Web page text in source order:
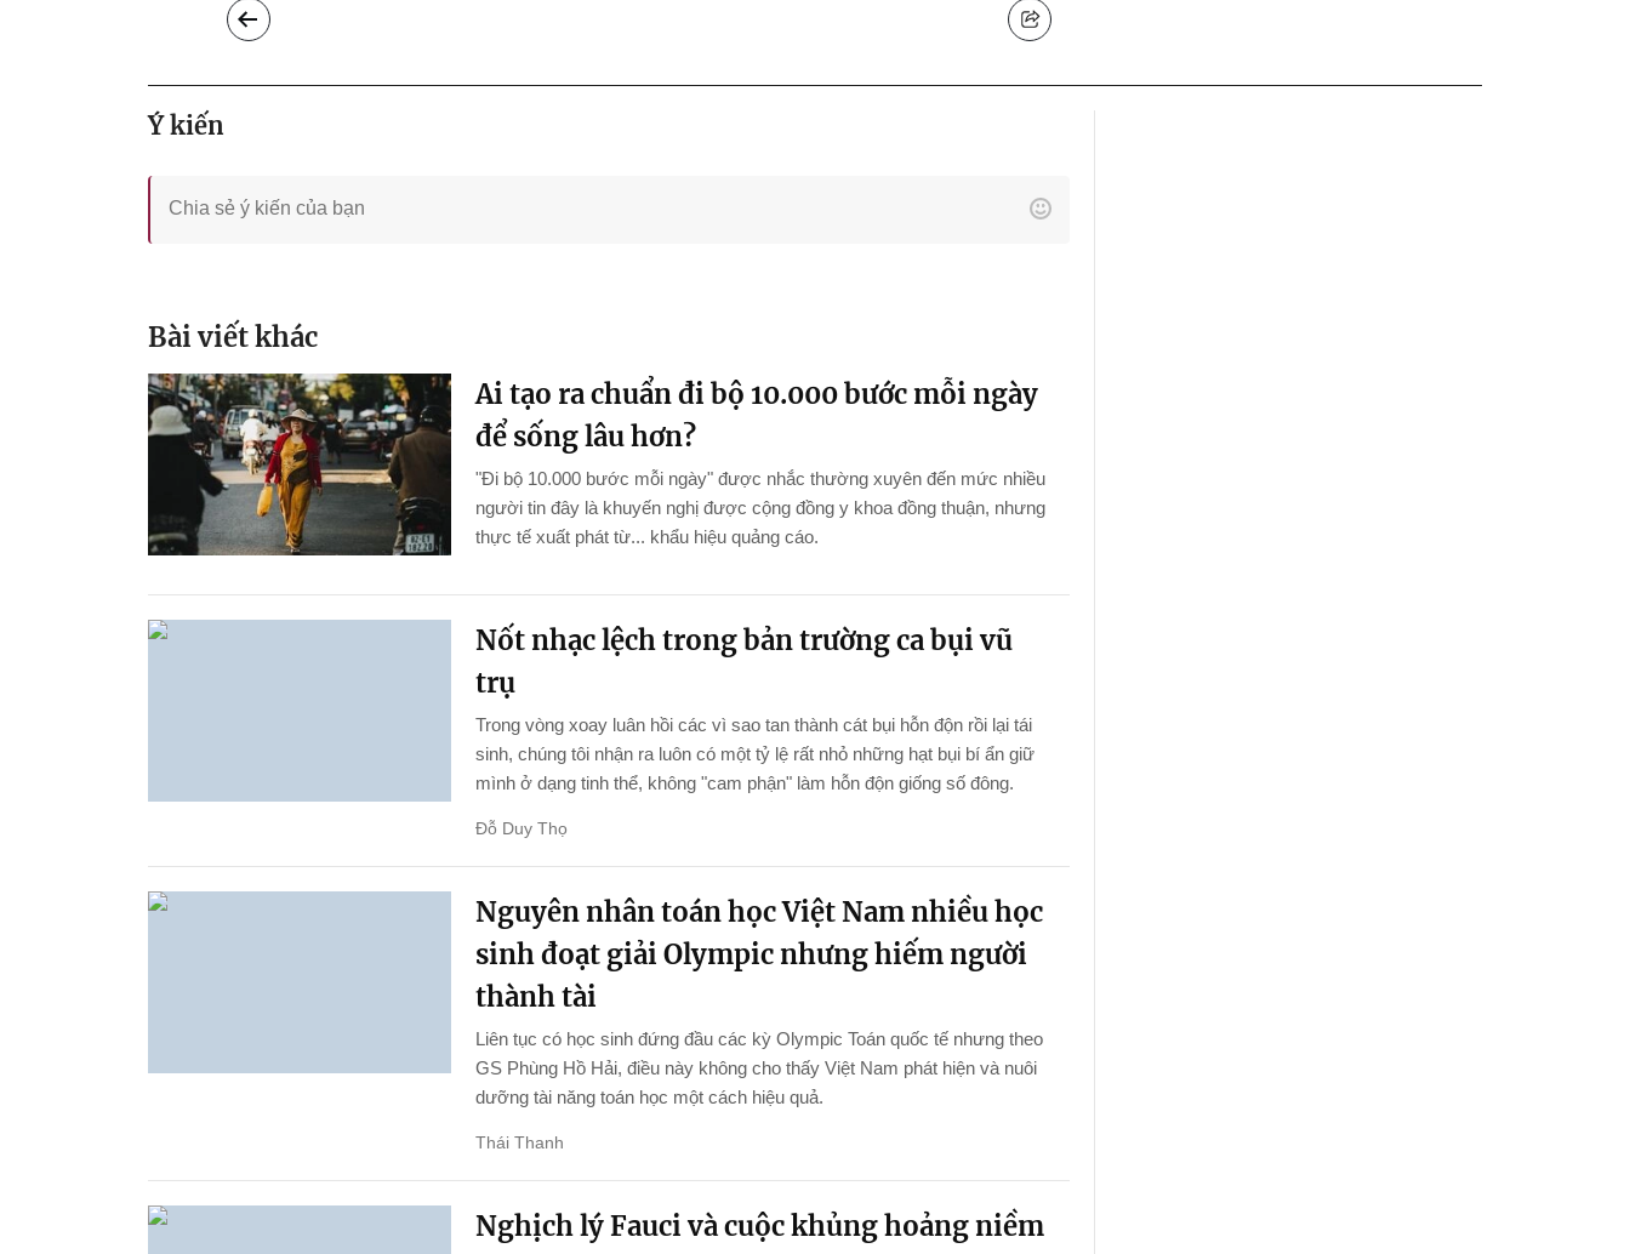
Ý kiến
Bài viết khác
Ai tạo ra chuẩn đi bộ 10.000 bước mỗi ngày
để sống lâu hơn?
"Đi bộ 10.000 bước mỗi ngày" được nhắc thường xuyên đến mức nhiều
người tin đây là khuyến nghị được cộng đồng y khoa đồng thuận, nhưng
thực tế xuất phát từ... khẩu hiệu quảng cáo.
Nốt nhạc lệch trong bản trường ca bụi vũ
trụ
Trong vòng xoay luân hồi các vì sao tan thành cát bụi hỗn độn rồi lại tái
sinh, chúng tôi nhận ra luôn có một tỷ lệ rất nhỏ những hạt bụi bí ẩn giữ
mình ở dạng tinh thể, không "cam phận" làm hỗn độn giống số đông.
Đỗ Duy Thọ
Nguyên nhân toán học Việt Nam nhiều học
sinh đoạt giải Olympic nhưng hiếm người
thành tài
Liên tục có học sinh đứng đầu các kỳ Olympic Toán quốc tế nhưng theo
GS Phùng Hồ Hải, điều này không cho thấy Việt Nam phát hiện và nuôi
dưỡng tài năng toán học một cách hiệu quả.
Thái Thanh
Nghịch lý Fauci và cuộc khủng hoảng niềm